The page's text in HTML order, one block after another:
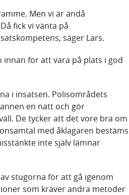
Men vi är ändå
fick vi vänta på
säger Lars.
för att vara på plats i god
i insatsen. Polisområdets
en natt och gör
De tycker att det vore bra om
med åklagaren bestäms
inte själv lämnar
stugorna för att gå igenom
som kräver andra metoder